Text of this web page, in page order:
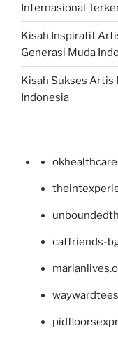
Internasional
Kisah Inspiratif
Generasi Muda
Kisah Sukses Artis
Indonesia
catfriends-